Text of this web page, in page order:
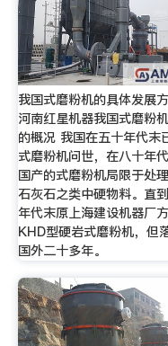
我国式磨粉机的具体发展
河南红星机器我国式磨粉
的概况 我国在五十年代末
式磨粉机问世，在八十年代
国产的式磨粉机局限于处
石灰石之类中硬物料。直
年代末原上海建设机器厂
KHD型硬岩式磨粉机，但
国外二十多年。